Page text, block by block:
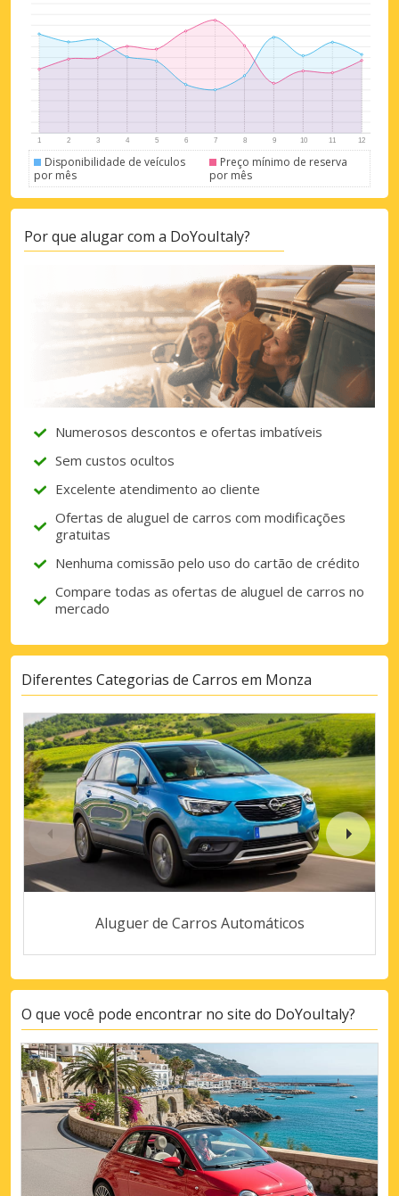
Disponibilidade de veículos
por mês
Preço mínimo de reserva
por mês
Por que alugar com a DoYouItaly?
Numerosos descontos e ofertas imbatíveis
Sem custos ocultos
Excelente atendimento ao cliente
Ofertas de aluguel de carros com modificações
gratuitas
Nenhuma comissão pelo uso do cartão de crédito
Compare todas as ofertas de aluguel de carros no
mercado
Diferentes Categorias de Carros em Monza
Aluguer de Carros Automáticos
O que você pode encontrar no site do DoYouItaly?